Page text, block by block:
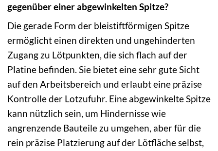
gegenüber einer abgewinkelten Spitze?
Die gerade Form der bleistiftförmigen Spitze
ermöglicht einen direkten und ungehinderten
Zugang zu Lötpunkten, die sich flach auf der
Platine befinden. Sie bietet eine sehr gute Sicht
auf den Arbeitsbereich und erlaubt eine präzise
Kontrolle der Lotzufuhr. Eine abgewinkelte Spitze
kann nützlich sein, um Hindernisse wie
angrenzende Bauteile zu umgehen, aber für die
rein präzise Platzierung auf der Lötfläche selbst,